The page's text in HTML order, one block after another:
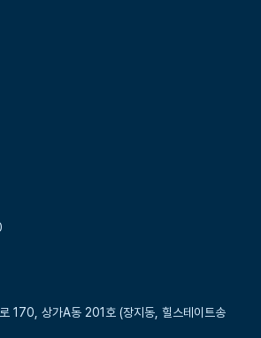
170, 상가A동 201호 (장지동, 힐스테이트송